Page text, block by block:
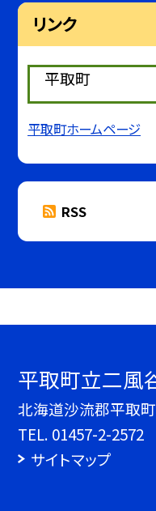
リンク
平取町
平取町ホームページ
RSS
平取町立二風
北海道沙流郡平取
TEL. 01457-2-2572
サイトマップ